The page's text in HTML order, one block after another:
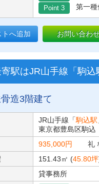
Point 3 第一
トへ追加 お問い合わ
駅はJR山手線「駒込
造3階建て
JR山手線「駒込駅
東京都豊島区駒込
935,000円
礼
151.43㎡ (45.80坪
貸事務所